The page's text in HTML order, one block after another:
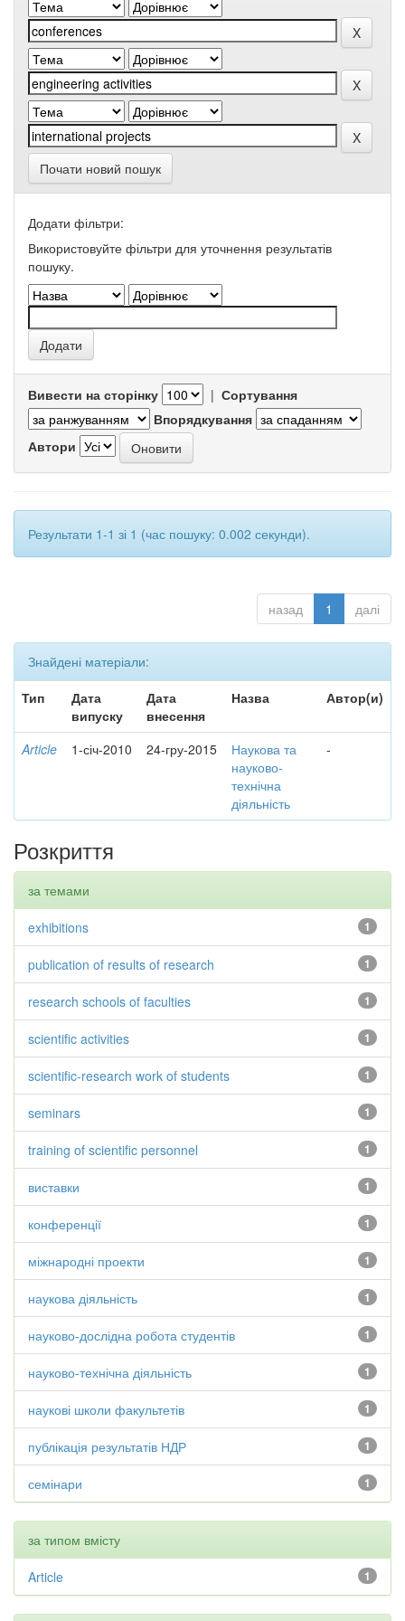
Почати новий пошук
Додати фільтри:
Використовуйте фільтри для уточнення результатів
пошуку.
Вивести на сторінку | Сортування
Впорядкування
Автори
Результати 1-1 зі 1 (час пошуку: 0.002 секунди).
назад 1 далі
Знайдені матеріали:
Тип
Дата
випуску
Дата
внесення
Назва Автор(и)
Article 1-січ-2010 24-гру-2015
Наукова та
науково-
технічна
діяльність
-
Розкриття
за темами
1
exhibitions
1
publication of results of research
1
research schools of faculties
1
scientific activities
1
scientific-research work of students
1
seminars
1
training of scientific personnel
1
виставки
1
конференції
1
міжнародні проекти
1
наукова діяльність
1
науково-дослідна робота студентів
1
науково-технічна діяльність
1
наукові школи факультетів
1
публікація результатів НДР
1
семінари
за типом вмісту
1
Article